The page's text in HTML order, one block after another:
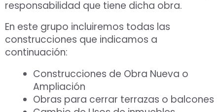
responsabilidad que tiene dicha obra.
En este grupo incluiremos todas las
construcciones que indicamos a
continuación:
Construcciones de Obra Nueva o
Ampliación
Obras para cerrar terrazas o balcones